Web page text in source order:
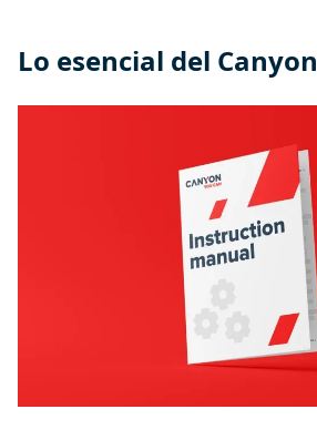
Lo esencial del Canyon